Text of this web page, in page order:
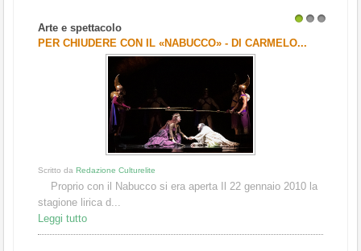
Arte e spettacolo
PER CHIUDERE CON IL «NABUCCO» - DI CARMELO...
Scritto da Redazione Culturelite
Proprio con il Nabucco si era aperta Il 22 gennaio 2010 la
stagione lirica d...
Leggi tutto